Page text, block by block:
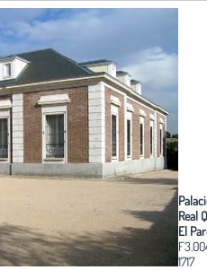
Real
El
1717